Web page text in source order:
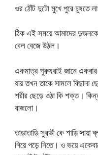
ওর ঠোঁট দুটো মুখে পুরে চুষতে
ঠিক এই সময়ে আমাদের
বেল বেজে উঠল।
একমাত্র পুরুষরাই জানে একবার
যায় তখন তাকে সামলে বিছানা
শরীর ছেড়ে ওঠা কি শক্ত।
বাজলো।
তাড়াতাড়ি সুরভী কে শাড়ি সায়া
গিয়ে পড়ে নিতে। ও ভয়ে